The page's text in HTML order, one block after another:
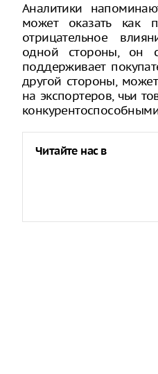
Аналитики
может оказать как
отрицательное
одной стороны, он
поддерживает
другой стороны,
на экспортеров, чьи
Читайте нас в